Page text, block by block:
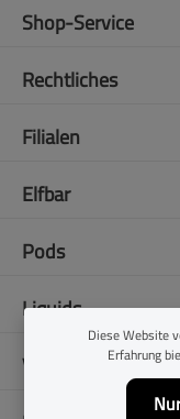
Shop-Service
Rechtliches
Filialen
Elfbar
Pods
Liquids
Vapes
Diese Website
Erfahrung